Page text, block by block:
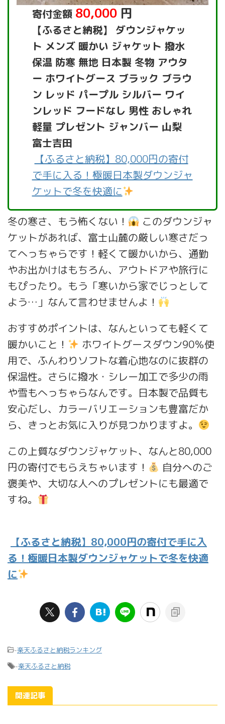
寄付金額 80,000円
【ふるさと納税】 ダウンジャケッ
ト メンズ 暖かい ジャケット 撥水
保温 防寒 無地 日本製 冬物 アウタ
ー ホワイトグース ブラック ブラウ
ン レッド パープル シルバー ワイ
ンレッド フードなし 男性 おしゃれ
軽量 プレゼント ジャンバー 山梨
富士吉田
【ふるさと納税】80,000円の寄付
で手に入る！極暖日本製ダウンジャ
ケットで冬を快適に
冬の寒さ、もう怖くない！
このダウンジャ
ケットがあれば、富士山麓の厳しい寒さだっ
てへっちゃらです！軽くて暖かいから、通勤
やお出かけはもちろん、アウトドアや旅行に
もぴったり。もう「寒いから家でじっとして
よう…」なんて言わせませんよ！
おすすめポイントは、なんといっても軽くて
暖かいこと！
ホワイトグースダウン90％使
用で、ふんわりソフトな着心地なのに抜群の
保温性。さらに撥水・シレー加工で多少の雨
や雪もへっちゃらなんです。日本製で品質も
安心だし、カラーバリエーションも豊富だか
ら、きっとお気に入りが見つかりますよ。
この上質なダウンジャケット、なんと80,000
円の寄付でもらえちゃいます！
自分へのご
褒美や、大切な人へのプレゼントにも最適で
すね。
【ふるさと納税】80,000円の寄付で手に入
る！極暖日本製ダウンジャケットで冬を快適
に
-楽天ふるさと納税ランキング
-楽天ふるさと納税
関連記事